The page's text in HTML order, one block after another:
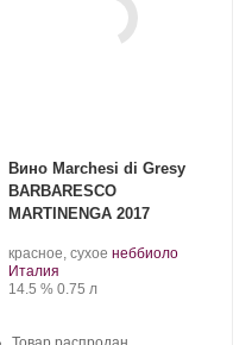
Вино Marchesi di Gresy
BARBARESCO
MARTINENGA 2017
красное, сухое .неббиоло.
Регион:
Италия
Крепость
14.5 %. Объем
0.75 л